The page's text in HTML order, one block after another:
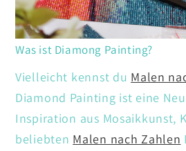
Was ist Diamong Painting?
Vielleicht kennst du Malen
Diamond Painting ist eine
Inspiration aus Mosaikkunst,
beliebten Malen nach Zahlen